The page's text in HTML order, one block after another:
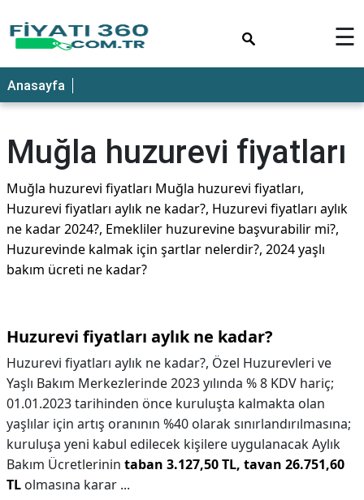
☰
Anasayfa
Muğla huzurevi fiyatları
Muğla huzurevi fiyatları Muğla huzurevi fiyatları,
Huzurevi fiyatları aylık ne kadar?, Huzurevi fiyatları aylık
ne kadar 2024?, Emekliler huzurevine başvurabilir mi?,
Huzurevinde kalmak için şartlar nelerdir?, 2024 yaşlı
bakım ücreti ne kadar?
Huzurevi fiyatları aylık ne kadar?
Huzurevi fiyatları aylık ne kadar?, Özel Huzurevleri ve
Yaşlı Bakım Merkezlerinde 2023 yılında % 8 KDV hariç;
01.01.2023 tarihinden önce kuruluşta kalmakta olan
yaşlılar için artış oranının %40 olarak sınırlandırılmasına;
kuruluşa yeni kabul edilecek kişilere uygulanacak Aylık
Bakım Ücretlerinin taban 3.127,50 TL, tavan 26.751,60
TL olmasına karar ...